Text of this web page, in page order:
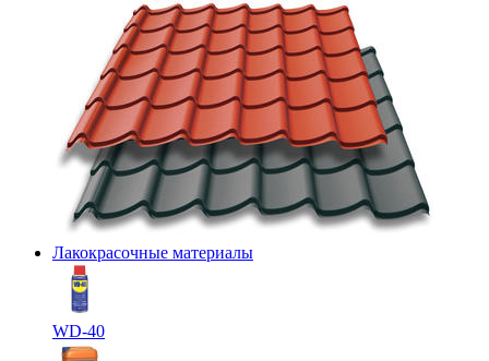
Лакокрасочные материалы
WD-40